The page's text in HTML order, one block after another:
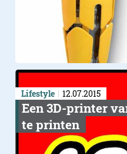
Lifestyle 12.07.2015
Een 3D-printer
te printen